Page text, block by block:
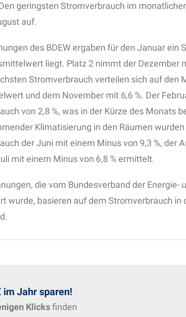
geringsten Stromverbrauch im
auf.
des BDEW ergaben für den Januar ein
liegt. Platz 2 nimmt der Dezember
Stromverbrauch verteilen sich auf den
und dem November mit 6,6 %. Der
von 2,8 %, was in der Kürze des Monats
Klimatisierung in den Räumen
der Juni mit einem Minus von 9,3 %, der
mit einem Minus von 6,8 % ermittelt.
die vom Bundesverband der Energie-
wurde, basieren auf dem Stromverbrauch in
im Jahr sparen!
Klicksfinden